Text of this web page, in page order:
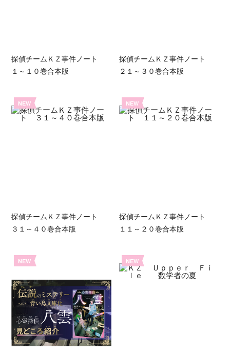
探偵チームＫＺ事件ノート
１～１０巻合本版
探偵チームＫＺ事件ノート
２１～３０巻合本版
NEW
探偵チームＫＺ事件ノート
３１～４０巻合本版
NEW
探偵チームＫＺ事件ノート
１１～２０巻合本版
NEW NEW